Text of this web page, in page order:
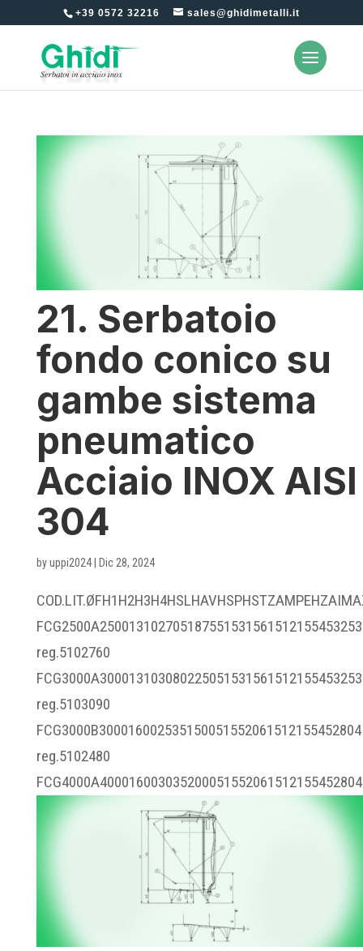
+39 0572 32216 sales@ghidimetalli.it
21. Serbatoio
fondo conico su
gambe sistema
pneumatico
Acciaio INOX AISI
304
byuppi2024| Dic 28, 2024
FCG2500A250013102705187551531561512155453253
reg.5102760
FCG3000A300013103080225051531561512155453253
reg.5103090
FCG3000B300016002535150051552061512155452804
reg.5102480